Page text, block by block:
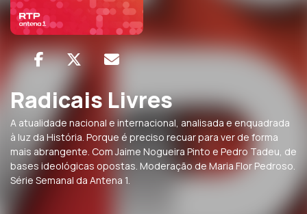
Radicais Livres
A atualidade nacional e internacional, analisada e enquadrada
à luz da História. Porque é preciso recuar para ver de forma
mais abrangente. Com Jaime Nogueira Pinto e Pedro Tadeu, de
bases ideológicas opostas. Moderação de Maria Flor Pedroso.
Série Semanal da Antena 1.